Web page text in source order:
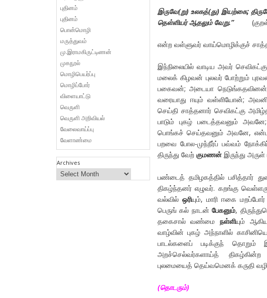
இருவே(று) உலகத்(து) இயற்கை;
தெள்ளியர் ஆதலும் வேறு.”(குறள்,
என்ற வள்ளுவர் வாய்மொழிக்குச்
இந்நிலையில் வாடிய அவர்
மலைக் கிழவன் புலவர் போற்றும்
பகைவன்; அடையா நெடுங்கதவினன்;
வரையாது ஈயும் வள்ளியோன்;
செய்தி சாத்தனார் செவிகட்கு
பாடும் புகழ் படைத்தவனும்
பொங்கச் செய்தவனும் அவனே,
பறவை போல-முந்நீர்ப் பவ்வம்
திருந்து வேற் குமணன் இருந்து
பண்டைத் தமிழகத்தில் பசித்தார்
திகழ்ந்தனர் எழுவர். கறங்கு
வல்வில் ஒரியும், மாரி ஈகை மறப்போர்
பெருங் கல் நாடன்பேகனும்,
தகைசால் வண்மைநள்ளியும்
வாழ்வின் புகழ் அந்நாளில்
பாடல்களைப் படிக்குந் தொறும்
அறச்செல்வர்களாய்த்
புலமையைத் தெய்வமெனக் கருதி
(தொடரும்)
புதினம்
புதினம்
பொன்மொழி
மருத்துவம்
மு.இராமகிருட்டிணன்
முகநூல்
மொழிபெயர்ப்பு
மொழிப்போர்
விளையாட்டு
வெருளி
வெருளி அறிவியல்
வேலைவாய்ப்பு
வேளாண்மை
Archives